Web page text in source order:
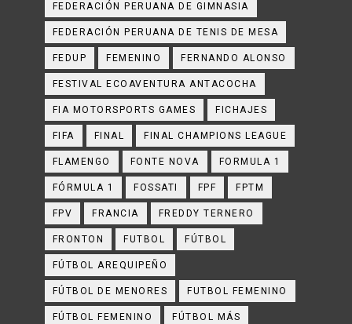
FEDERACIÓN PERUANA DE GIMNASIA
FEDERACIÓN PERUANA DE TENIS DE MESA
FEDUP FEMENINO FERNANDO ALONSO
FESTIVAL ECOAVENTURA ANTACOCHA
FIA MOTORSPORTS GAMES FICHAJES
FIFA FINAL FINAL CHAMPIONS LEAGUE
FLAMENGO FONTE NOVA FORMULA 1
FÓRMULA 1 FOSSATI FPF FPTM
FPV FRANCIA FREDDY TERNERO
FRONTON FUTBOL FÚTBOL
FÚTBOL AREQUIPEÑO
FÚTBOL DE MENORES FUTBOL FEMENINO
FÚTBOL FEMENINO FÚTBOL MÁS